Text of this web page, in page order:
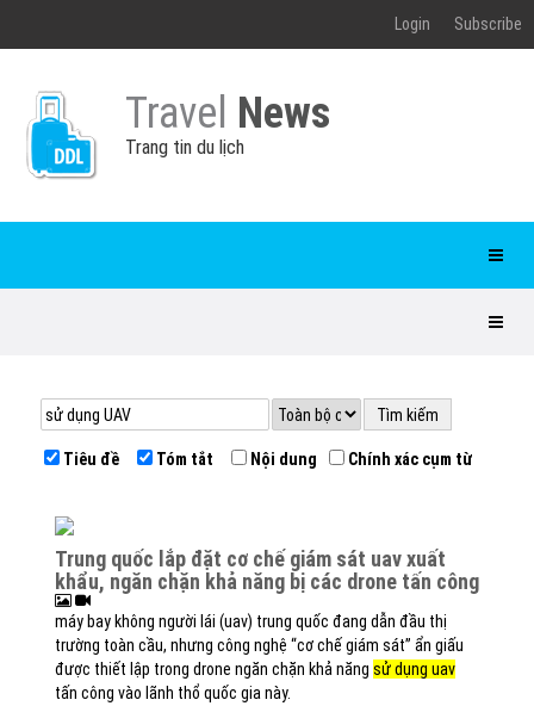
Login Subscribe
Travel News
Trang tin du lịch
Tiêu đề Tóm tắt Nội dung Chính xác cụm từ
trung quốc lắp đặt cơ chế giám sát uav xuất
khẩu, ngăn chặn khả năng bị các drone tấn công
máy bay không người lái (uav) trung quốc đang dẫn đầu thị
trường toàn cầu, nhưng công nghệ “cơ chế giám sát” ẩn giấu
được thiết lập trong drone ngăn chặn khả năng sử dụng uav
tấn công vào lãnh thổ quốc gia này.